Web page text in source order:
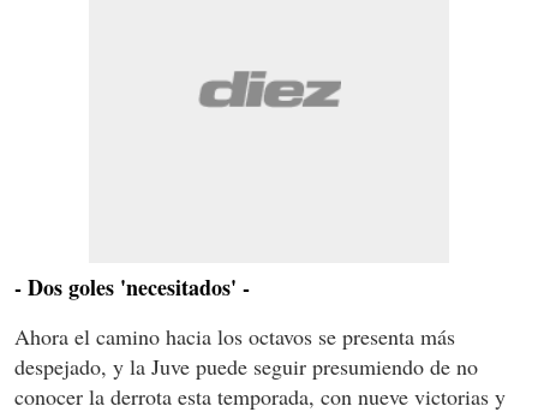
- Dos goles 'necesitados' -
Ahora el camino hacia los octavos se presenta más
despejado, y la Juve puede seguir presumiendo de no
conocer la derrota esta temporada, con nueve victorias y